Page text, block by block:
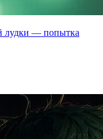
лудки — попытка